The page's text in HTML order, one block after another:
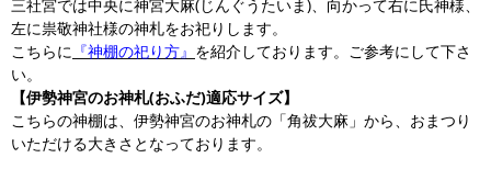
三社宮では中央に神宮大麻(じんぐうたいま)、向かって右に氏神様、
左に祟敬神社様の神札をお祀りします。
こちらに 『神棚の祀り方』 を紹介しております。ご参考にして下さ
い。
【伊勢神宮のお神札(おふだ)適応サイズ】
こちらの神棚は、伊勢神宮のお神札の「角祓大麻」から、おまつり
いただける大きさとなっております。